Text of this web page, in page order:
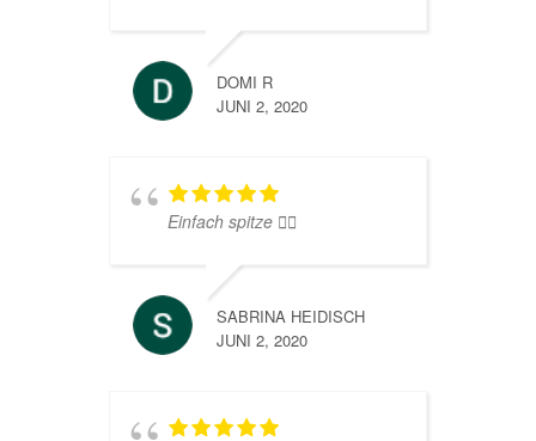
DOMI R
JUNI 2, 2020
Einfach spitze 👍🏻
SABRINA HEIDISCH
JUNI 2, 2020